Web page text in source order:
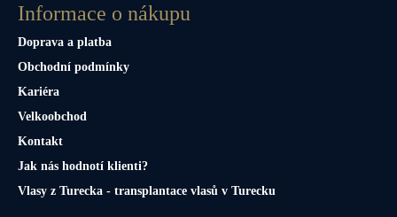
Informace o nákupu
Doprava a platba
Obchodní podmínky
Kariéra
Velkoobchod
Kontakt
Jak nás hodnotí klienti?
Vlasy z Turecka - transplantace vlasů v Turecku